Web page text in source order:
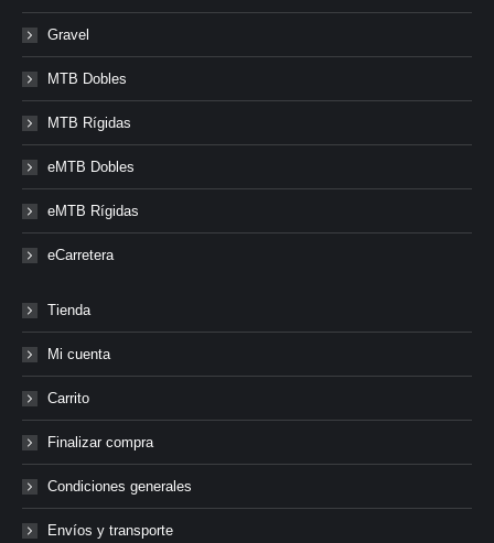
Gravel
MTB Dobles
MTB Rígidas
eMTB Dobles
eMTB Rígidas
eCarretera
Tienda
Mi cuenta
Carrito
Finalizar compra
Condiciones generales
Envíos y transporte